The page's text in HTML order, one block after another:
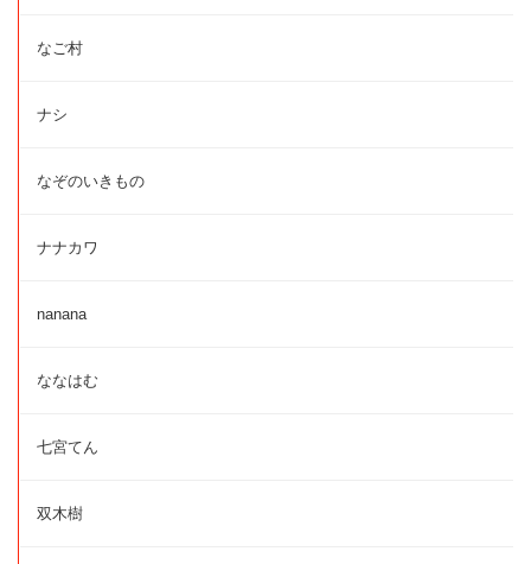
なご村
ナシ
なぞのいきもの
ナナカワ
nanana
ななはむ
七宮てん
双木樹